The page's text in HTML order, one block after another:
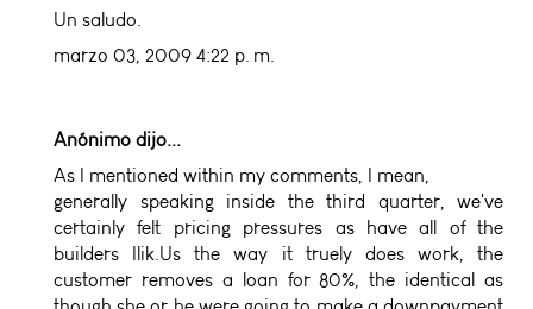
Un saludo.
marzo 03, 2009 4:22 p. m.
Anónimo dijo...
As I mentioned within my comments, I mean,
generally speaking inside the third quarter, we've
certainly felt pricing pressures as have all of the
builders Ilik.Us the way it truely does work, the
customer removes a loan for 80%, the identical as